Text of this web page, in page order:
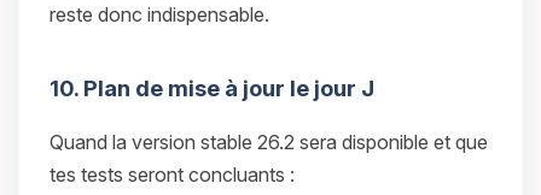
reste donc indispensable.
10. Plan de mise à jour le jour J
Quand la version stable 26.2 sera disponible et que
tes tests seront concluants :